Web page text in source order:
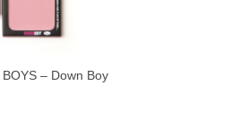
– Down Boy